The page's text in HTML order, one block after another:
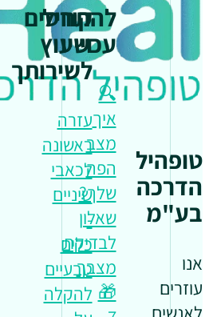
טופהיל
הדרכה
בע"מ
אנו
עוזרים
להתחיל
עכשיו
🔍
איך
מצב
הפה
שלך?
שאלון
לבדיקת
מצבך
🎁
קורסים
וייעוץ
לשירותך
עזרה
ראשונה
לכאבי
שיניים
-
כלים
טבעיים
להקלה